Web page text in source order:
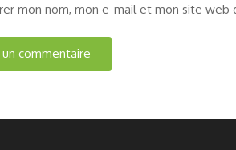
mon nom, mon e-mail et mon site